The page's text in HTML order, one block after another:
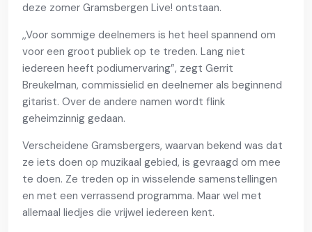
deze zomer Gramsbergen Live! ontstaan.
,,Voor sommige deelnemers is het heel spannend om
voor een groot publiek op te treden. Lang niet
iedereen heeft podiumervaring”, zegt Gerrit
Breukelman, commissielid en deelnemer als beginnend
gitarist. Over de andere namen wordt flink
geheimzinnig gedaan.
Verscheidene Gramsbergers, waarvan bekend was dat
ze iets doen op muzikaal gebied, is gevraagd om mee
te doen. Ze treden op in wisselende samenstellingen
en met een verrassend programma. Maar wel met
allemaal liedjes die vrijwel iedereen kent.